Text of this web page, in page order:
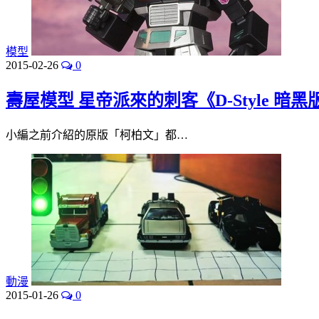
模型
2015-02-26
0
壽屋模型 星帝派來的刺客《D-Style 暗黑
小編之前介紹的原版「柯柏文」都…
動漫
2015-01-26
0